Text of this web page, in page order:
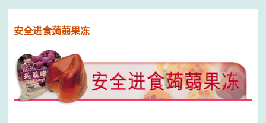
安全进食蒟蒻果冻